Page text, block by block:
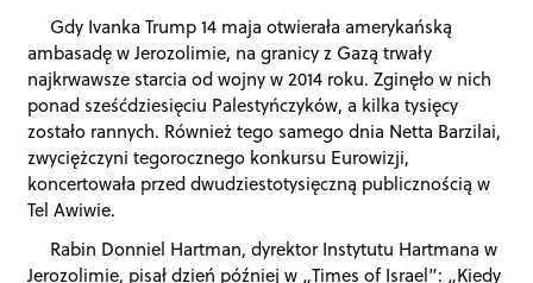
Gdy Ivanka Trump 14 maja otwierała amerykańską
ambasadę w Jerozolimie, na granicy z Gazą trwały
najkrwawsze starcia od wojny w 2014 roku. Zginęło w nich
ponad sześćdziesięciu Palestyńczyków, a kilka tysięcy
zostało rannych. Również tego samego dnia Netta Barzilai,
zwyciężczyni tegorocznego konkursu Eurowizji,
koncertowała przed dwudziestotysięczną publicznością w
Tel Awiwie.
Rabin Donniel Hartman, dyrektor Instytutu Hartmana w
Jerozolimie, pisał dzień później w „Times of Israel”: „Kiedy